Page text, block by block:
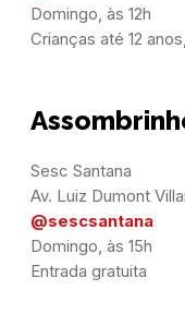
Domingo, às 12h
Crianças até 12
Sesc Santana
@sescsantana
Domingo, às 15h
Entrada gratuita